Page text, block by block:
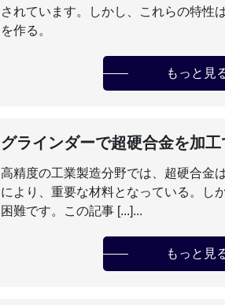
されています。しかし、これらの特性
を作る。
もっと見
グラインダーで超硬合金を加工
高精度の工業製造分野では、超硬合金
により、重要な材料となっている。し
困難です。この記事 [...]...
もっと見